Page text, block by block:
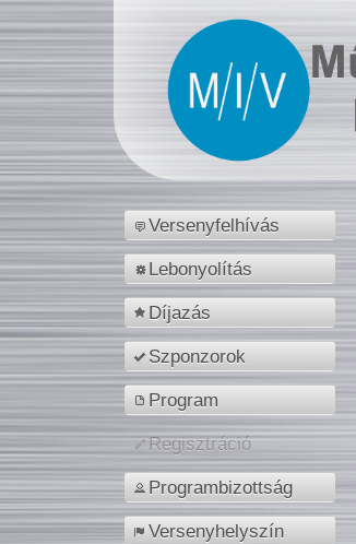
Versenyfelhívás
Lebonyolítás
Díjazás
Szponzorok
Program
Regisztráció
Programbizottság
Versenyhelyszín